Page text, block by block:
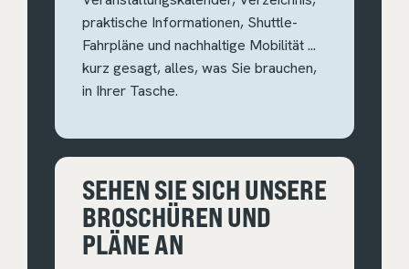
praktische Informationen, Shuttle-
Fahrpläne und nachhaltige Mobilität ...
kurz gesagt, alles, was Sie brauchen,
in Ihrer Tasche.
SEHEN SIE SICH UNSERE
BROSCHÜREN UND
PLÄNE AN